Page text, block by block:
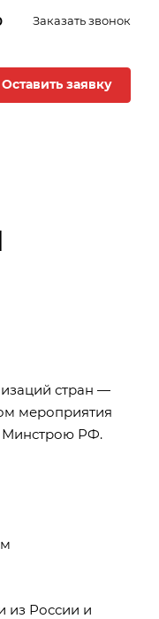
Заказать звонок
Оставить заявку
стран —
мероприятия
Минстрою РФ.
из России и